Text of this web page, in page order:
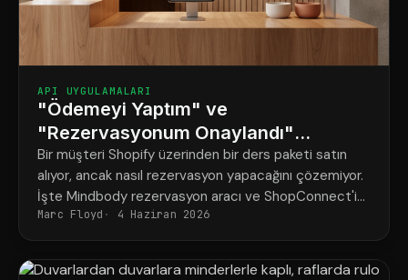
API UYGULAMALARI
"Ödemeyi Yaptım" ve
"Rezervasyonum Onaylandı"
Arasındaki Fark
Bir müşteri Shopify üzerinden bir ders paketi satın
alıyor, ancak nasıl rezervasyon yapacağını çözemiyor.
İşte Mindbody rezervasyon aracı ve ShopConnect'in
bu sorunu nasıl tamamen çözdüğü.
Marc Floyd 4 Haziran 2026